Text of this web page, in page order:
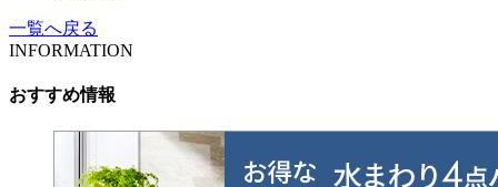
一覧へ戻る
INFORMATION
おすすめ情報